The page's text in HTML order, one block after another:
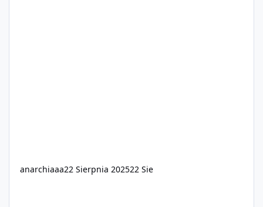
anarchiaaa22 Sierpnia 202522 Sie